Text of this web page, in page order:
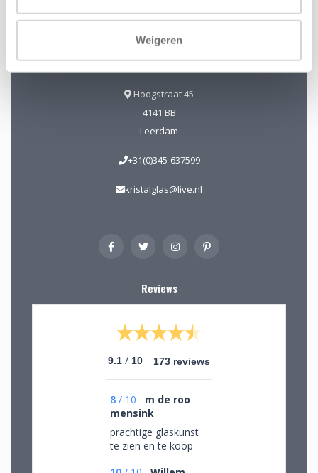
Weigeren
welkom! Geopend: Wo t/m Vrijdag 13-17 uur Zaterdag 10-17
uur.
Hoogstraat 45
4141 BB
Leerdam
+31(0)345-637599
kristalglas@live.nl
Reviews
9.1 / 10 173 reviews
8 / 10
m de roo
mensink
prachtige glaskunst
te zien en te koop